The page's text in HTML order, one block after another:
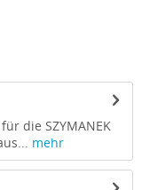
die SZYMANEK
mehr